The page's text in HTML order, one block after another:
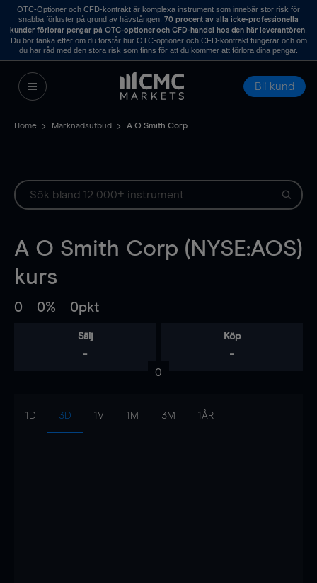
OTC-Optioner och CFD-kontrakt är komplexa instrument som innebär stor risk för
snabba förluster på grund av hävstången. 70 procent av alla icke-professionella
kunder förlorar pengar på OTC-optioner och CFD-handel hos den här leverantören.
Du bör tänka efter om du förstår hur OTC-optioner och CFD-kontrakt fungerar och om
du har råd med den stora risk som finns för att du kommer att förlora dina pengar.
Bli kund
Home Marknadsutbud A O Smith Corp
A O Smith Corp (NYSE:AOS)
kurs
0 0% 0pkt
Sälj
-
Köp
-
0
1D 3D 1V 1M 3M 1ÅR